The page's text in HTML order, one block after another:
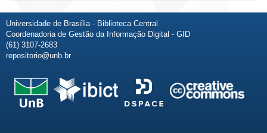
Universidade de Brasília - Biblioteca Central
Coordenadoria de Gestão da Informação Digital - GID
(61) 3107-2683
repositorio@unb.br